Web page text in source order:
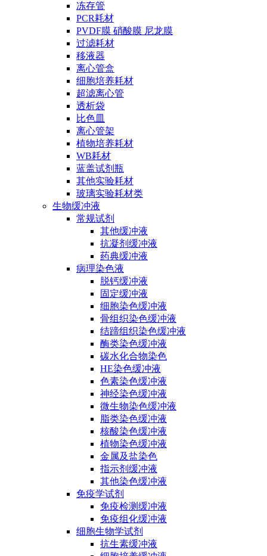
冻存管
PCR耗材
PVDF膜 硝酸膜 尼龙膜
过滤耗材
移液器
离心管盒
细胞培养耗材
超滤离心管
透析袋
比色皿
离心管架
植物培养耗材
WB耗材
蓝盖试剂瓶
其他实验耗材
玻璃实验耗材类
生物缓冲液
常规试剂
其他缓冲液
抗凝剂缓冲液
药典缓冲液
病理染色液
脱钙缓冲液
固定缓冲液
细胞染色缓冲液
骨组织染色缓冲液
结蹄组织染色缓冲液
酶类染色缓冲液
碳水化合物染色
HE染色缓冲液
色素染色缓冲液
神经染色缓冲液
微生物染色缓冲液
脂类染色缓冲液
核酸染色缓冲液
植物染色缓冲液
金属及盐染色
指示剂缓冲液
其他染色缓冲液
免疫学试剂
免疫检测缓冲液
免疫组化缓冲液
细胞生物学试剂
抗生素缓冲液